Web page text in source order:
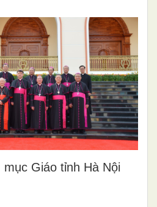
Giáo tỉnh Hà Nội